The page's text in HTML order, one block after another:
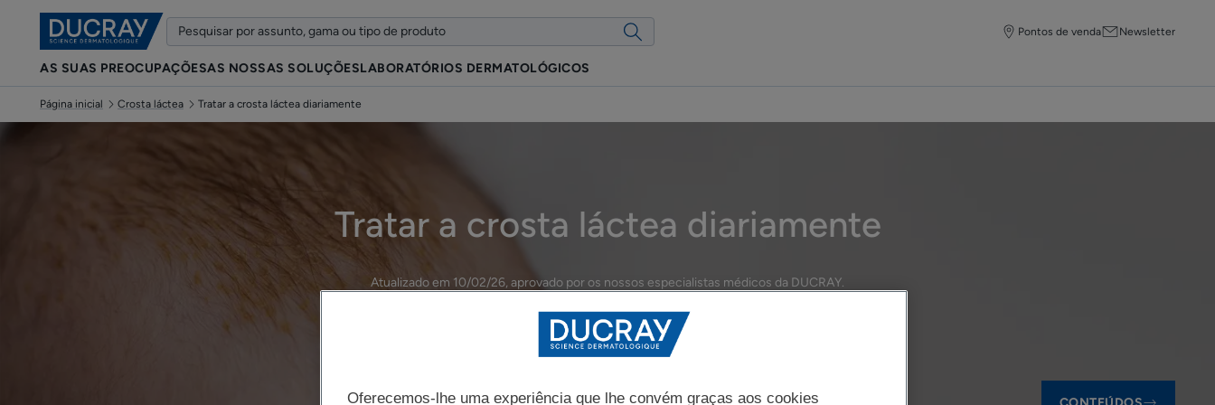
Pontos de venda Newsletter
AS SUAS PREOCUPAÇÕESAS NOSSAS SOLUÇÕESLABORATÓRIOS DERMATOLÓGICOS
Página inicial Crosta láctea Tratar a crosta láctea diariamente
Tratar a crosta láctea diariamente
Atualizado em 10/02/26, aprovado por os nossos especialistas médicos da DUCRAY.
Crosta láctea
Oferecemos-lhe uma experiência que lhe convém graças aos cookies